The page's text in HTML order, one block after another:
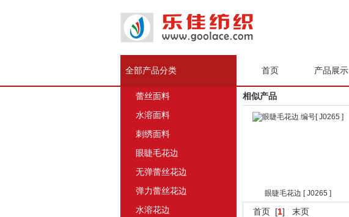
全部产品分类 首页 产品展示
相似产品
眼睫毛花边 [ J0265 ]
首页 [1] 末页
蕾丝面料
水溶面料
刺绣面料
眼睫毛花边
无弹蕾丝花边
弹力蕾丝花边
水溶花边